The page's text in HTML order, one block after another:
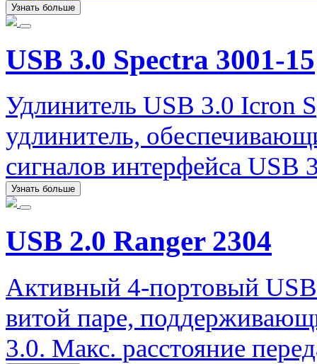
Узнать больше
USB 3.0 Spectra 3001-15
Удлинитель USB 3.0 Icron
удлинитель,
сигналов интерфейса USB
Узнать больше
USB 2.0 Ranger 2304
Активный 4-портовый USB
витой паре,
3.0. Макс. расстояние